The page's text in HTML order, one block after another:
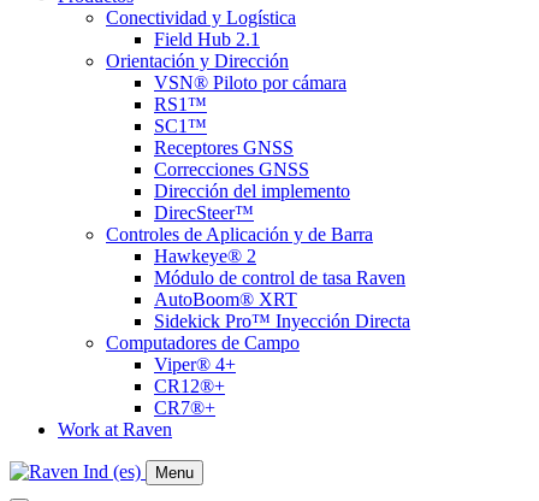
Conectividad y Logística
Field Hub 2.1
Orientación y Dirección
VSN® Piloto por cámara
RS1™
SC1™
Receptores GNSS
Correcciones GNSS
Dirección del implemento
DirecSteer™
Controles de Aplicación y de Barra
Hawkeye® 2
Módulo de control de tasa Raven
AutoBoom® XRT
Sidekick Pro™ Inyección Directa
Computadores de Campo
Viper® 4+
CR12®+
CR7®+
Work at Raven
Menu